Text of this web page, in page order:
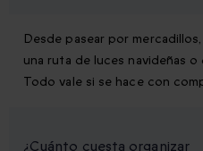
Desde pasear por
una ruta de luces navideñas
Todo vale si se hace con
¿Cuánto cuesta organizar